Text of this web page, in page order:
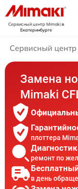
Сервисный центр Mimakiв
Екатеринбурге
Сервисный
Замена
Mimaki
плоттера
ремонт по
в день